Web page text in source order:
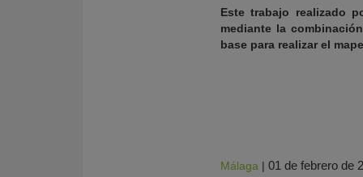
Este trabajo realizado
mediante la
base para realizar el
Málaga | 01 de febrero de